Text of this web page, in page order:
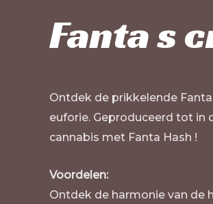
Fanta s
Ontdek de prikkelende
euforie. Geproduceerd tot in
cannabis met Fanta Hash !
Voordelen:
Ontdek de harmonie van de